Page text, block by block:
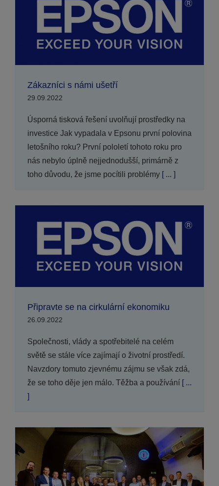
Zákazníci s námi ušetří
29.09.2022
Úsporná tisková řešení uvolňují prostředky na
investice Jak vypadala v Epsonu první polovina
letošního roku? První pololetí tohoto roku pro
nás nebylo úplně nejjednodušší, primárně z
toho důvodu, že jsme pocítili problémy[ ... ]
Připravte se na cirkulární ekonomiku
26.09.2022
Společnosti, vlády a spotřebitelé na celém
světě se stále více zajímají o životní prostředí.
Navzdory tomuto zjevnému zájmu se však zdá,
že se toho děje jen málo. Těžba a používání[ ...
]